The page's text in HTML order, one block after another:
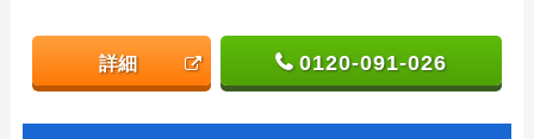
詳細 0120-091-026